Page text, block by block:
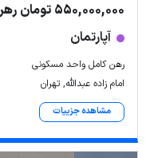
550,000,000 تومان رهن
آپارتمان
رهن کامل واحد مسکونی
امام زاده عبدالله, تهران
مشاهده جزییات